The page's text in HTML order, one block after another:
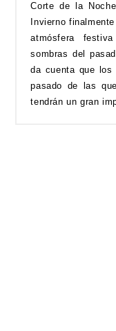
Corte de la
Invierno
atmósfera
sombras del
da cuenta que los
pasado de las
tendrán un gran